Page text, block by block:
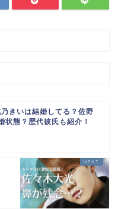
乃きいは結婚してる？佐野
状態？歴代彼氏も紹介！